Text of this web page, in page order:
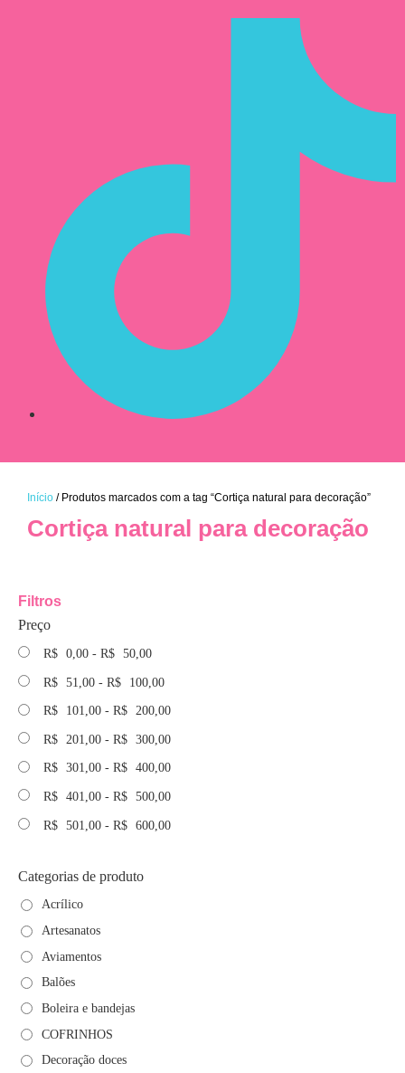
Início / Produtos marcados com a tag “Cortiça natural para decoração”
Cortiça natural para decoração
Filtros
Preço
R$ 0,00 - R$ 50,00
R$ 51,00 - R$ 100,00
R$ 101,00 - R$ 200,00
R$ 201,00 - R$ 300,00
R$ 301,00 - R$ 400,00
R$ 401,00 - R$ 500,00
R$ 501,00 - R$ 600,00
Categorias de produto
Acrílico
Artesanatos
Aviamentos
Balões
Boleira e bandejas
COFRINHOS
Decoração doces